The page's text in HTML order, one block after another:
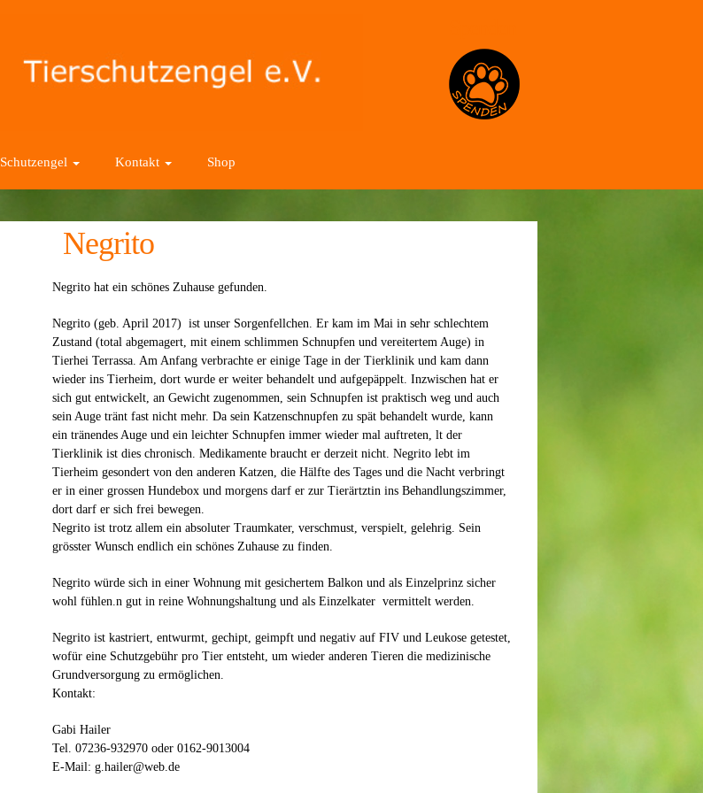
Schutzengel Kontakt Shop
Negrito
Negrito hat ein schönes Zuhause gefunden.
Negrito (geb. April 2017) ist unser Sorgenfellchen. Er kam im Mai in sehr schlechtem
Zustand (total abgemagert, mit einem schlimmen Schnupfen und vereitertem Auge) in
Tierhei Terrassa. Am Anfang verbrachte er einige Tage in der Tierklinik und kam dann
wieder ins Tierheim, dort wurde er weiter behandelt und aufgepäppelt. Inzwischen hat er
sich gut entwickelt, an Gewicht zugenommen, sein Schnupfen ist praktisch weg und auch
sein Auge tränt fast nicht mehr. Da sein Katzenschnupfen zu spät behandelt wurde, kann
ein tränendes Auge und ein leichter Schnupfen immer wieder mal auftreten, lt der
Tierklinik ist dies chronisch. Medikamente braucht er derzeit nicht. Negrito lebt im
Tierheim gesondert von den anderen Katzen, die Hälfte des Tages und die Nacht verbringt
er in einer grossen Hundebox und morgens darf er zur Tierärtztin ins Behandlungszimmer,
dort darf er sich frei bewegen.
Negrito ist trotz allem ein absoluter Traumkater, verschmust, verspielt, gelehrig. Sein
grösster Wunsch endlich ein schönes Zuhause zu finden.
Negrito würde sich in einer Wohnung mit gesichertem Balkon und als Einzelprinz sicher
wohl fühlen.n gut in reine Wohnungshaltung und als Einzelkater vermittelt werden.
Negrito ist kastriert, entwurmt, gechipt, geimpft und negativ auf FIV und Leukose getestet,
wofür eine Schutzgebühr pro Tier entsteht, um wieder anderen Tieren die medizinische
Grundversorgung zu ermöglichen.
Kontakt:
Gabi Hailer
Tel. 07236-932970 oder 0162-9013004
E-Mail: g.hailer@web.de